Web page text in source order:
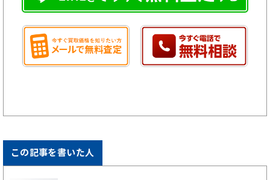
この記事を書いた人